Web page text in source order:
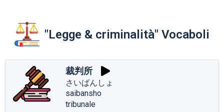
"Legge & criminalità" Vocaboli
裁判所
さいばんしょ
saibansho
tribunale